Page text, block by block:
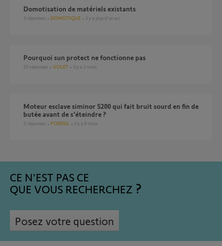
domotisation de matériels existants
3 réponses DOMOTIQUE il y a plus d'un an
pourquoi sun protect ne fonctionne pas
25 réponses VOLET il y a 2 mois
Moteur esclave siminor S200 qui fait bruit sourd en fin de
butée avant de s'éteindre ?
2 réponses PORTAIL il y a 6 mois
CE N'EST PAS CE
QUE VOUS RECHERCHEZ
Posez votre question